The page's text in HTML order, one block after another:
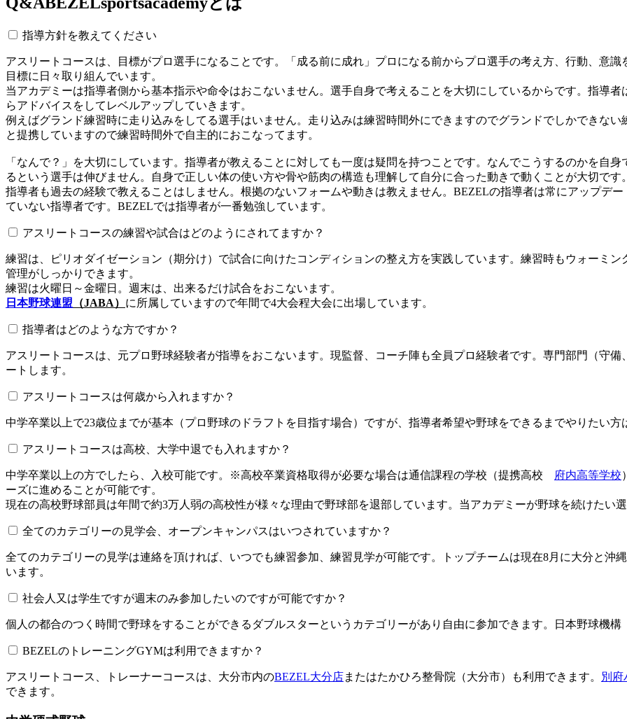
指導方針を教えてください
アスリートコースは、目標がプロ選手になることです。「成る前に成れ」プロになる前からプロ選手の考え方、行動、意
目標に日々取り組んでいます。
当アカデミーは指導者側から基本指示や命令はおこないません。選手自身で考えることを大切にしているからです。指導
らアドバイスをしてレベルアップしていきます。
例えばグランド練習時に走り込みをしてる選手はいません。走り込みは練習時間外にできますのでグランドでしかできな
と提携していますので練習時間外で自主的におこなってます。
「なんで？」を大切にしています。指導者が教えることに対しても一度は疑問を持つことです。なんでこうするのかを自
るという選手は伸びません。自身で正しい体の使い方や骨や筋肉の構造も理解して自分に合った動きで動くことが大切です
指導者も過去の経験で教えることはしません。根拠のないフォームや動きは教えません。BEZELの指導者は常にアップデ
ていない指導者です。BEZELでは指導者が一番勉強しています。
アスリートコースの練習や試合はどのようにされてますか？
練習は、ピリオダイゼーション（期分け）で試合に向けたコンディションの整え方を実践しています。練習時もウォーミ
管理がしっかりできます。
練習は火曜日～金曜日。週末は、出来るだけ試合をおこないます。
日本野球連盟 （JABA） に所属していますので年間で4大会程大会に出場しています。
指導者はどのような方ですか？
アスリートコースは、元プロ野球経験者が指導をおこないます。現監督、コーチ陣も全員プロ経験者です。専門部門（守
ートします。
アスリートコースは何歳から入れますか？
中学卒業以上で23歳位までが基本（プロ野球のドラフトを目指す場合）ですが、指導者希望や野球をできるまでやりたい方
アスリートコースは高校、大学中退でも入れますか？
中学卒業以上の方でしたら、入校可能です。※高校卒業資格取得が必要な場合は通信課程の学校（提携高校 府内高等学校
ーズに進めることが可能です。
現在の高校野球部員は年間で約3万人弱の高校性が様々な理由で野球部を退部しています。当アカデミーが野球を続けたい
全てのカテゴリーの見学会、オープンキャンパスはいつされていますか？​​​​​
全てのカテゴリーの見学は連絡を頂ければ、いつでも練習参加、練習見学が可能です。トップチームは現在8月に大分と沖
います。
社会人又は学生ですが週末のみ参加したいのですが可能ですか？
個人の都合のつく時間で野球をすることができるダブルスターというカテゴリーがあり自由に参加できます。日本野球機
BEZELのトレーニングGYMは利用できますか？​​​​​
アスリートコース、トレーナーコースは、大分市内のBEZEL大分店またはたかひろ整骨院（大分市）も利用できます。
別府
できます。